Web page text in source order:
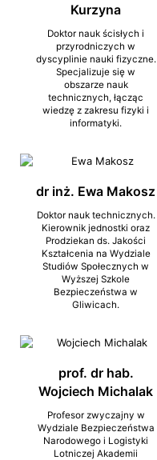
Kurzyna
Doktor nauk ścisłych i
przyrodniczych w
dyscyplinie nauki fizyczne.
Specjalizuje się w
obszarze nauk
technicznych, łącząc
wiedzę z zakresu fizyki i
informatyki.
dr inż. Ewa Makosz
Doktor nauk technicznych.
Kierownik jednostki oraz
Prodziekan ds. Jakości
Kształcenia na Wydziale
Studiów Społecznych w
Wyższej Szkole
Bezpieczeństwa w
Gliwicach.
prof. dr hab.
Wojciech Michalak
Profesor zwyczajny w
Wydziale Bezpieczeństwa
Narodowego i Logistyki
Lotniczej Akademii